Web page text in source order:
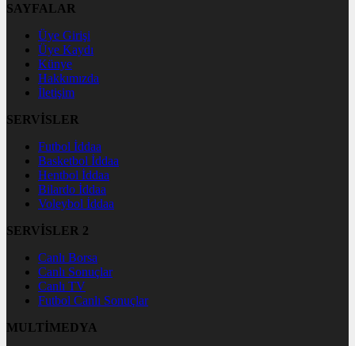
SAYFALAR
Üye Girişi
Üye Kaydı
Künye
Hakkımızda
İletişim
SERVİSLER
Futbol İddaa
Basketbol İddaa
Hentbol İddaa
Bilardo İddaa
Voleybol İddaa
SERVİSLER 2
Canlı Borsa
Canlı Sonuçlar
Canlı TV
Futbol Canlı Sonuçlar
MULTİMEDYA